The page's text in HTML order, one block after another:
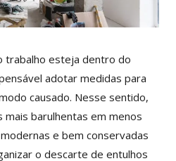
trabalho esteja dentro do
adotar medidas para
causado. Nesse sentido,
barulhentas em menos
e bem conservadas
o descarte de entulhos